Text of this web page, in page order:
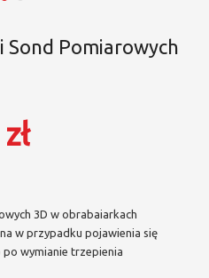
Sond Pomiarowych
3D w obrabaiarkach
w przypadku pojawienia się
po wymianie trzepienia